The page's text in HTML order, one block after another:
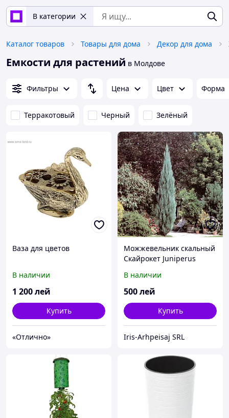
В категории
Каталог товаров Товары для дома Декор для дома
Емкости для растений в Молдове
Фильтры Цена Цвет Форма
Терракотовый Черный Зелёный
Ваза для цветов
В наличии
1 200лей
Купить
«Отлично»
Можжевельник скальный
Скайрокет Juniperus
В наличии
500лей
Купить
Iris-Arhpeisaj SRL